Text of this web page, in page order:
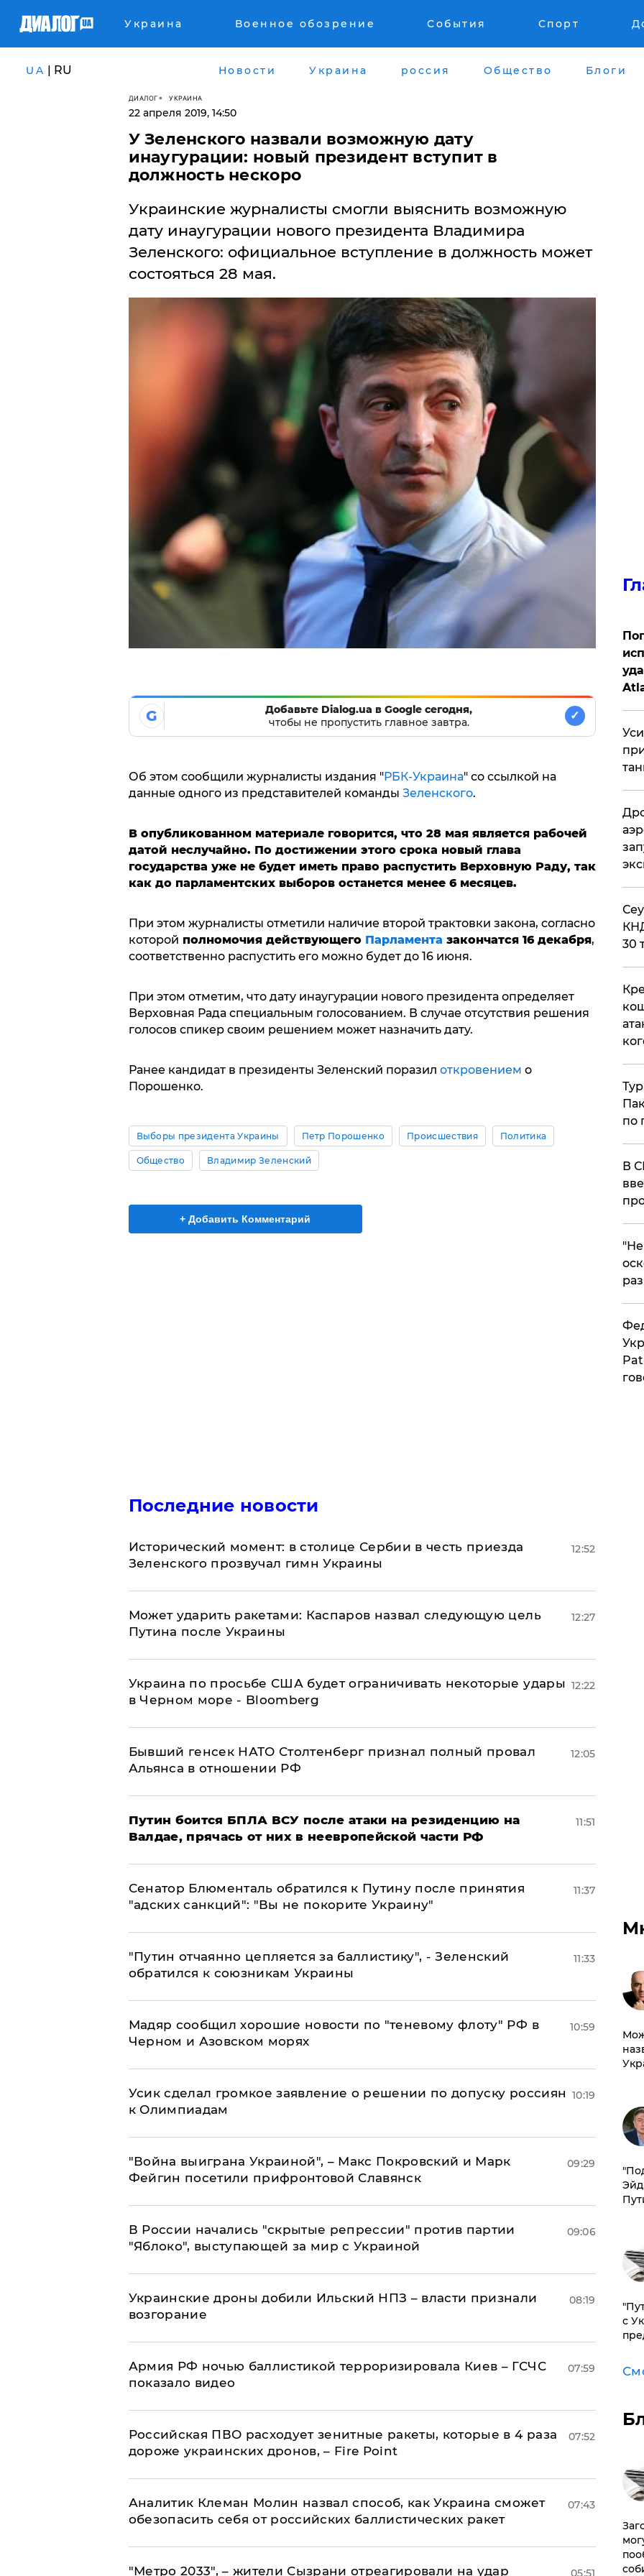
Украина Военное обозрение События Спорт
UA | RU Новости Украина россия Общество Блоги
ДИАЛОГ УКРАИНА
22 апреля 2019, 14:50
У Зеленского назвали возможную дату
инаугурации: новый президент вступит в
должность нескоро
​Украинские журналисты смогли выяснить возможную
дату инаугурации нового президента Владимира
Зеленского: официальное вступление в должность может
состояться 28 мая.
G
Добавьте Dialog.ua в Google сегодня,
чтобы не пропустить главное завтра.
✓
Об этом сообщили журналисты издания "РБК-Украина" со ссылкой на
данные одного из представителей команды Зеленского.
В опубликованном материале говорится, что 28 мая является рабочей
датой неслучайно. По достижении этого срока новый глава
государства уже не будет иметь право распустить Верховную Раду, так
как до парламентских выборов останется менее 6 месяцев.
При этом журналисты отметили наличие второй трактовки закона, согласно
которой полномочия действующего Парламента закончатся 16 декабря,
соответственно распустить его можно будет до 16 июня.
При этом отметим, что дату инаугурации нового президента определяет
Верховная Рада специальным голосованием. В случае отсутствия решения
голосов спикер своим решением может назначить дату.
Ранее кандидат в президенты Зеленский поразил откровением о
Порошенко.
Выборы президента Украины Петр Порошенко Происшествия Политика
Общество Владимир Зеленский
+ Добавить Комментарий
Последние новости
Исторический момент: в столице Сербии в честь приезда
Зеленского прозвучал гимн Украины
12:52
Может ударить ракетами: Каспаров назвал следующую цель
Путина после Украины
12:27
Украина по просьбе США будет ограничивать некоторые удары
в Черном море - Bloomberg
12:22
Бывший генсек НАТО Столтенберг признал полный провал
Альянса в отношении РФ
12:05
Путин боится БПЛА ВСУ после атаки на резиденцию на
Валдае, прячась от них в неевропейской части РФ
11:51
Сенатор Блюменталь обратился к Путину после принятия
"адских санкций": "Вы не покорите Украину"
11:37
"Путин отчаянно цепляется за баллистику", - Зеленский
обратился к союзникам Украины
11:33
Мадяр сообщил хорошие новости по "теневому флоту" РФ в
Черном и Азовском морях
10:59
Усик сделал громкое заявление о решении по допуску россиян
к Олимпиадам
10:19
"Война выиграна Украиной", – Макс Покровский и Марк
Фейгин посетили прифронтовой Славянск
09:29
В России начались "скрытые репрессии" против партии
"Яблоко", выступающей за мир с Украиной
09:06
Украинские дроны добили Ильский НПЗ – власти признали
возгорание
08:19
Армия РФ ночью баллистикой терроризировала Киев – ГСЧС
показало видео
07:59
Российская ПВО расходует зенитные ракеты, которые в 4 раза
дороже украинских дронов, – Fire Point
07:52
Аналитик Клеман Молин назвал способ, как Украина сможет
обезопасить себя от российских баллистических ракет
07:43
"Метро 2033", – жители Сызрани отреагировали на удар 05:51
30
по
В
с